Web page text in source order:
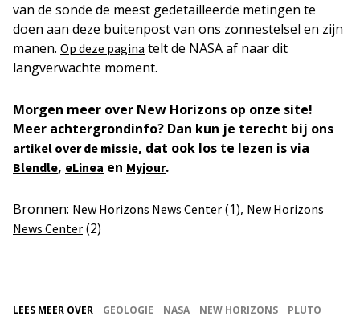
van de sonde de meest gedetailleerde metingen te
doen aan deze buitenpost van ons zonnestelsel en zijn
manen. Op deze pagina telt de NASA af naar dit
langverwachte moment.
Morgen meer over New Horizons op onze site!
Meer achtergrondinfo? Dan kun je terecht bij ons
artikel over de missie, dat ook los te lezen is via
Blendle, eLinea en Myjour.
Bronnen: New Horizons News Center (1), New Horizons
News Center (2)
LEES MEER OVER GEOLOGIE NASA NEW HORIZONS
PLUTO